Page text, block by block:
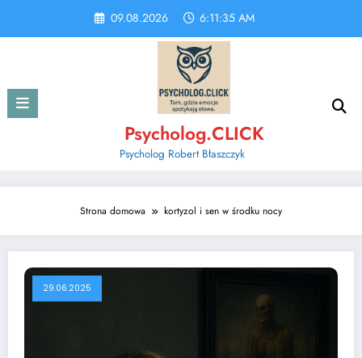
content
09.08.2026 6:11:36 AM
Psycholog.CLICK
Psycholog Robert Błaszczyk
Strona domowa kortyzol i sen w środku nocy
29.06.2025